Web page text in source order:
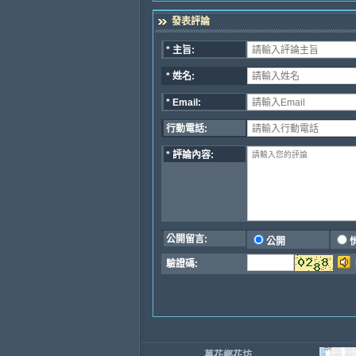
發表評論
* 主旨:
* 姓名:
* Email:
行動電話:
* 評論內容:
公開留言: 公開
驗證碼: